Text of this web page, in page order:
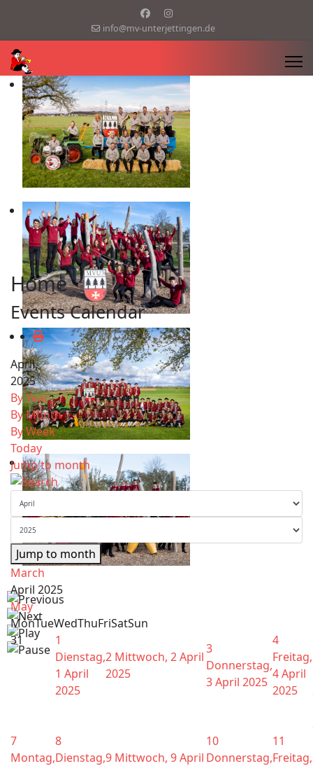
info@mv-unterjettingen.de
Home
Events Calendar
April,
2025
By Year
By Month
By Week
Today
Jump to month
Jump to month
March
April 2025
May
MonTueWedThuFriSatSun
31
1
Dienstag,
1 April
2025
2 Mittwoch, 2 April
2025
3
Donnerstag,
3 April 2025
4
Freitag,
4 April
2025
7
Montag,
8
Dienstag,9 Mittwoch, 9 April
10
Donnerstag,
11
Freitag,